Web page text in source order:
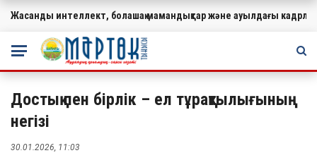
МАҢЫЗДЫ
Жасанды интеллект, болашақ мамандықтар және ауылдағы
Достық пен бірлік – ел тұрақтылығының
негізі
30.01.2026, 11:03